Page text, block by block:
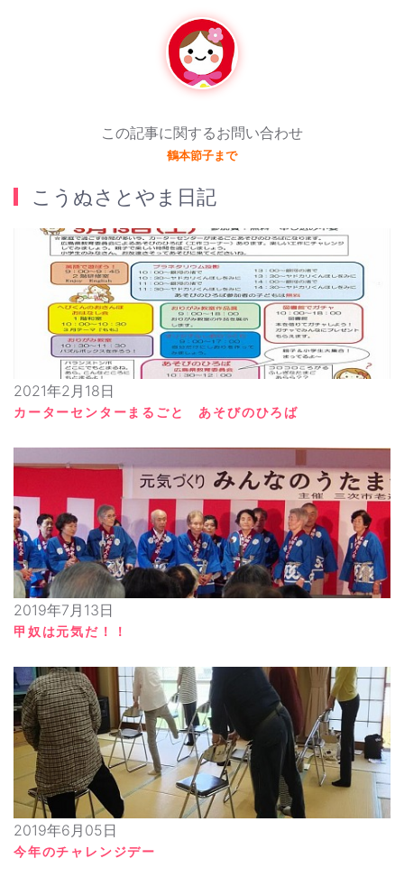
この記事に関するお問い合わせ
鶴本節子まで
こうぬさとやま日記
2021年2月18日
カーターセンターまるごと あそびのひろば
2019年7月13日
甲奴は元気だ！！
2019年6月05日
今年のチャレンジデー